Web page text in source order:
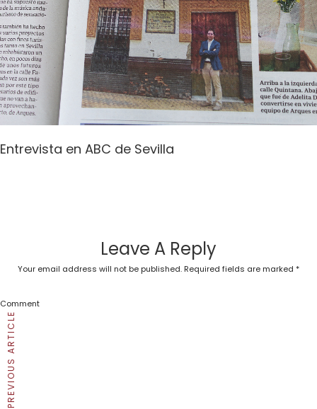
Entrevista en ABC de Sevilla
Leave A Reply
Your email address will not be published. Required fields are marked *
Comment
PREVIOUS ARTICLE